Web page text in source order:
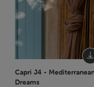
Capri J4 -
Dreams